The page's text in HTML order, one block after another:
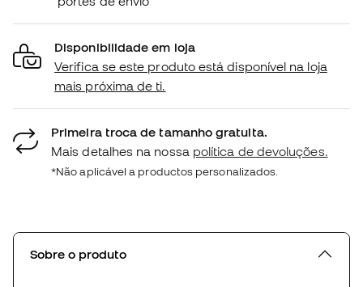
Disponibilidade em loja
Verifica se este produto está disponível na loja
mais próxima de ti.
Primeira troca de tamanho gratuita.
Mais detalhes na nossa política de devoluções.
*Não aplicável a productos personalizados.
Sobre o produto